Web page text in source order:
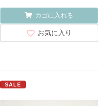
カゴに入れる
お気に入り
SALE